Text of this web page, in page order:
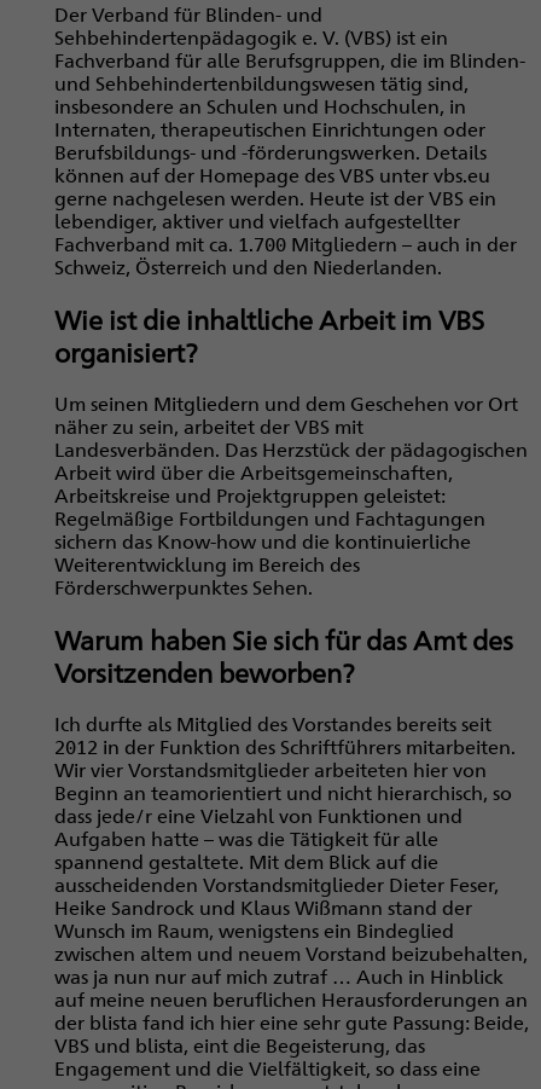
Der Verband für Blinden- und
Sehbehindertenpädagogik e. V. (VBS) ist ein
Fachverband für alle Berufsgruppen, die im Blinden-
und Sehbehindertenbildungswesen tätig sind,
insbesondere an Schulen und Hochschulen, in
Internaten, therapeutischen Einrichtungen oder
Berufsbildungs- und -förderungswerken. Details
können auf der Homepage des VBS unter vbs.eu
gerne nachgelesen werden. Heute ist der VBS ein
lebendiger, aktiver und vielfach aufgestellter
Fachverband mit ca. 1.700 Mitgliedern – auch in der
Schweiz, Österreich und den Niederlanden.
Wie ist die inhaltliche Arbeit im VBS
organisiert?
Um seinen Mitgliedern und dem Geschehen vor Ort
näher zu sein, arbeitet der VBS mit
Landesverbänden. Das Herzstück der pädagogischen
Arbeit wird über die Arbeitsgemeinschaften,
Arbeitskreise und Projektgruppen geleistet:
Regelmäßige Fortbildungen und Fachtagungen
sichern das Know-how und die kontinuierliche
Weiterentwicklung im Bereich des
Förderschwerpunktes Sehen.
Warum haben Sie sich für das Amt des
Vorsitzenden beworben?
Ich durfte als Mitglied des Vorstandes bereits seit
2012 in der Funktion des Schriftführers mitarbeiten.
Wir vier Vorstandsmitglieder arbeiteten hier von
Beginn an teamorientiert und nicht hierarchisch, so
dass jede/r eine Vielzahl von Funktionen und
Aufgaben hatte – was die Tätigkeit für alle
spannend gestaltete. Mit dem Blick auf die
ausscheidenden Vorstandsmitglieder Dieter Feser,
Heike Sandrock und Klaus Wißmann stand der
Wunsch im Raum, wenigstens ein Bindeglied
zwischen altem und neuem Vorstand beizubehalten,
was ja nun nur auf mich zutraf … Auch in Hinblick
auf meine neuen beruflichen Herausforderungen an
der blista fand ich hier eine sehr gute Passung: Beide,
VBS und blista, eint die Begeisterung, das
Engagement und die Vielfältigkeit, so dass eine